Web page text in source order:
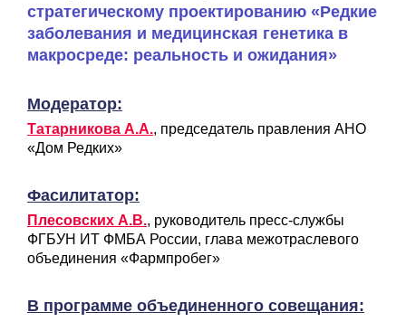
стратегическому проектированию «Редкие
заболевания и медицинская генетика в
макросреде: реальность и ожидания»
Модератор:
Татарникова А.А., председатель правления АНО
«Дом Редких»
Фасилитатор:
Плесовских А.В., руководитель пресс-службы
ФГБУН ИТ ФМБА России, глава межотраслевого
объединения «Фармпробег»
В программе объединенного совещания: